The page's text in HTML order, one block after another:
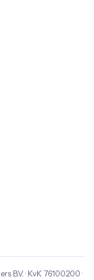
B.V. · KvK 76100200 ·